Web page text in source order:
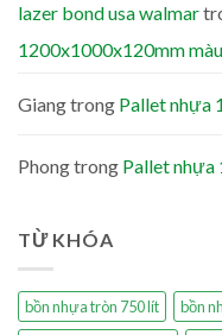
lazer bond usa walmar
1200x1000x120mm
Giangtrong Pallet nhựa
Phongtrong Pallet nhựa
TỪ KHÓA
bồn nhựa tròn 750 lít
bồn